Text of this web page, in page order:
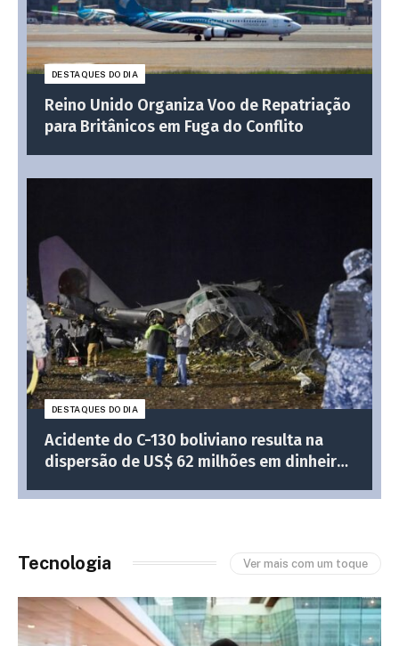
DESTAQUES DO DIA
Reino Unido Organiza Voo de Repatriação
para Britânicos em Fuga do Conflito
DESTAQUES DO DIA
Acidente do C-130 boliviano resulta na
dispersão de US$ 62 milhões em dinheiro
Tecnologia Ver mais com um toque